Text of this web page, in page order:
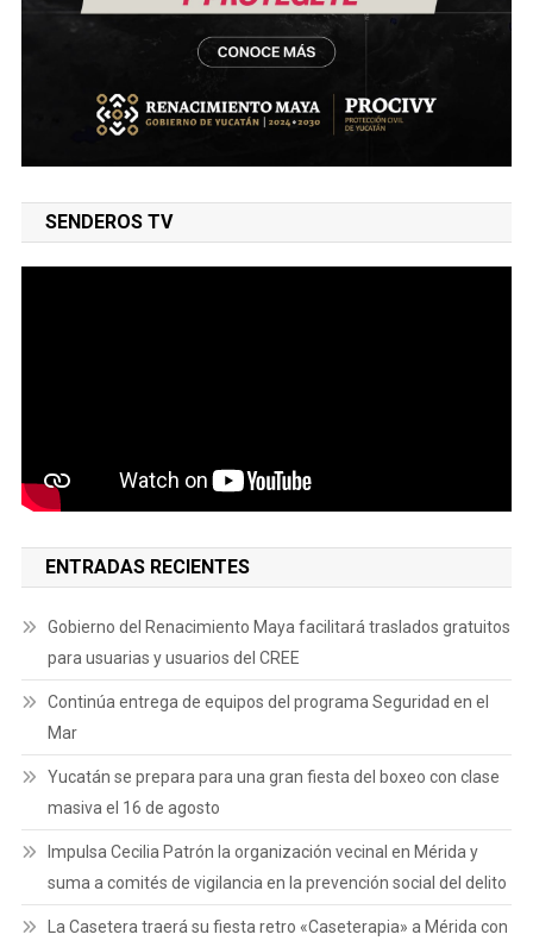
SENDEROS TV
ENTRADAS RECIENTES
Gobierno del Renacimiento Maya facilitará traslados gratuitos
para usuarias y usuarios del CREE
Continúa entrega de equipos del programa Seguridad en el
Mar
Yucatán se prepara para una gran fiesta del boxeo con clase
masiva el 16 de agosto
Impulsa Cecilia Patrón la organización vecinal en Mérida y
suma a comités de vigilancia en la prevención social del delito
La Casetera traerá su fiesta retro «Caseterapia» a Mérida con